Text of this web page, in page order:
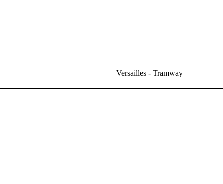
Versailles - Tramway